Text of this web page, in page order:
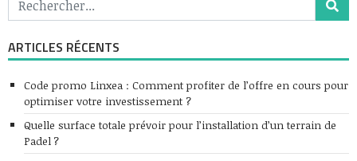
ARTICLES RÉCENTS
Code promo Linxea : Comment profiter de l’offre en cours pour
optimiser votre investissement ?
Quelle surface totale prévoir pour l’installation d’un terrain de
Padel ?